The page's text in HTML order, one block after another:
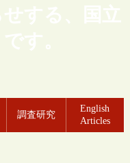
する、国立
す。
調査研究
English
Articles